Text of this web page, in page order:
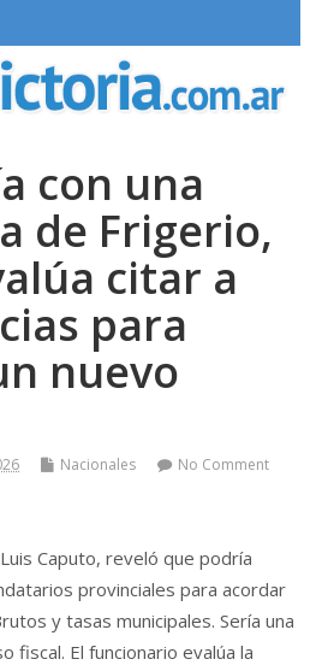
con una
de Frigerio,
citar a
para
nuevo
Nacionales No Comment
Caputo, reveló que podría
provinciales para acordar
y tasas municipales. Sería una
fiscal. El funcionario evalúa la